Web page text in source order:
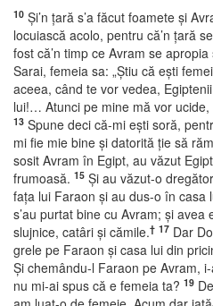
10 Şi’n ţară s’a făcut foamete şi
locuiască acolo, pentru că’n ţară
fost că’n timp ce Avram se
Sarai, femeia sa: „Ştiu că eşti
aceea, când te vor vedea,
lui!… Atunci pe mine mă vor
13 Spune deci că-mi eşti soră,
mi fie mie bine şi datorită ţie să
sosit Avram în Egipt, au văzut
frumoasă. 15 Şi au văzut-o
faţa lui Faraon şi au dus-o în casa
s’au purtat bine cu Avram; şi
slujnice, catâri şi cămile.† 17 Dar
grele pe Faraon şi casa lui din
Şi chemându-l Faraon pe Avram,
nu mi-ai spus că e femeia ta? 19